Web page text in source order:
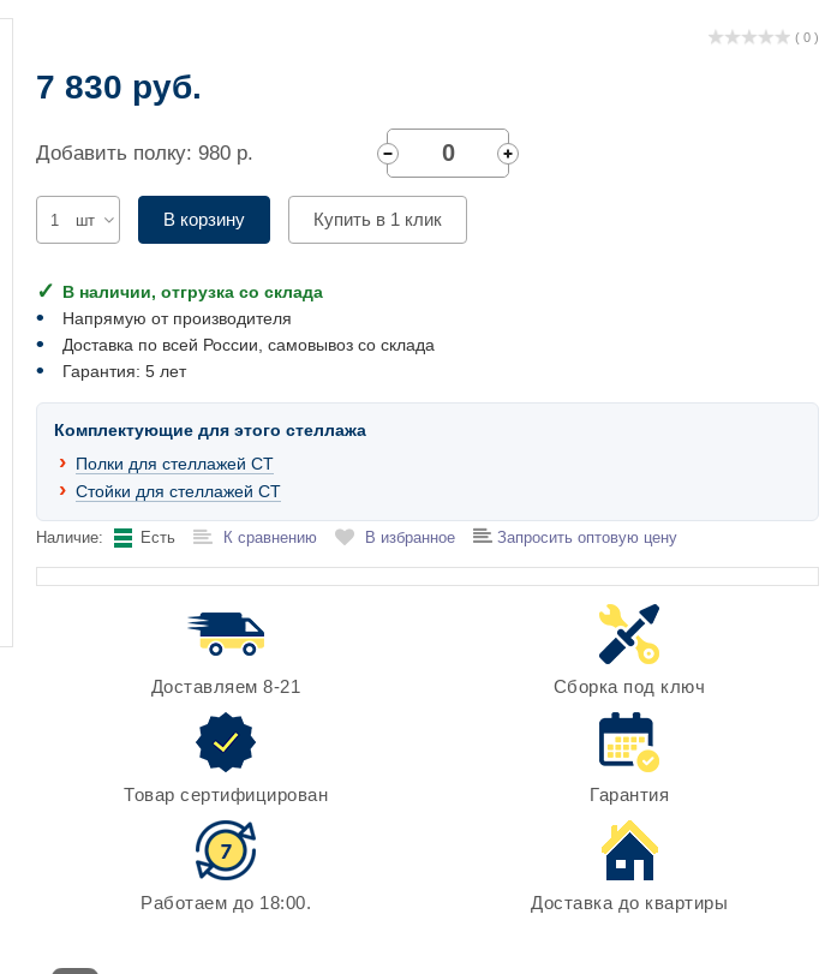
( 0 )
7 830 руб.
Добавить полку: 980 р.
шт В корзину Купить в 1 клик
В наличии, отгрузка со склада
Напрямую от производителя
Доставка по всей России, самовывоз со склада
Гарантия: 5 лет
Комплектующие для этого стеллажа
Полки для стеллажей СТ
Стойки для стеллажей СТ
Наличие: Есть К сравнению В избранное Запросить оптовую цену
Доставляем 8-21 Сборка под ключ
Товар сертифицирован Гарантия
Работаем до 18:00. Доставка до квартиры